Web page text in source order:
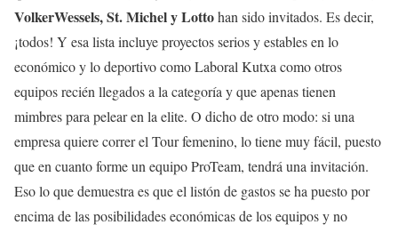
VolkerWessels, St. Michel y Lottohan sido invitados. Es decir,
¡todos! Y esa lista incluye proyectos serios y estables en lo
económico y lo deportivo como Laboral Kutxa como otros
equipos recién llegados a la categoría y que apenas tienen
mimbres para pelear en la elite. O dicho de otro modo: si una
empresa quiere correr el Tour femenino, lo tiene muy fácil, puesto
que en cuanto forme un equipo ProTeam, tendrá una invitación.
Eso lo que demuestra es que el listón de gastos se ha puesto por
encima de las posibilidades económicas de los equipos y no